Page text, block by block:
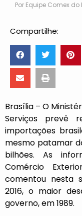
Por Equipe Comex do
Compartilhe:
Brasília – O
Serviços prevê
importações
mesmo patamar
bilhões. As
Comércio
comentou nesta
2016, o maior
governo, em 1989.